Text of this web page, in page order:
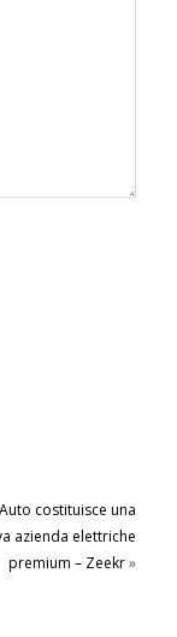
costituisce una
azienda elettriche
premium – Zeekr»